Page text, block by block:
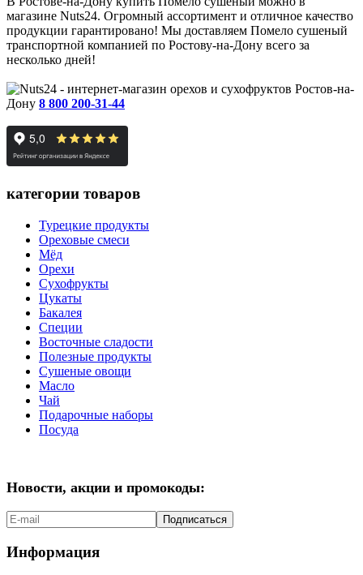
магазине Nuts24. Огромный ассортимент и отличное качество
продукции гарантировано! Мы доставляем Помело сушеный
транспортной компанией по Ростову-на-Дону всего за
несколько дней!
Ростов-на-
Дону 8 800 200-31-44
категории товаров
Турецкие продукты
Ореховые смеси
Мёд
Орехи
Сухофрукты
Цукаты
Бакалея
Специи
Восточные сладости
Полезные продукты
Сушеные овощи
Масло
Чай
Подарочные наборы
Посуда
Новости, акции и промокоды:
Подписаться
Информация